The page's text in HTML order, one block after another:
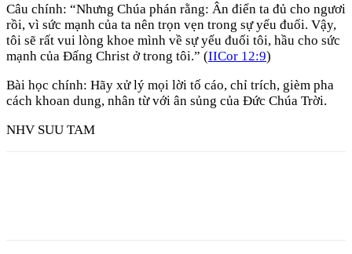
Câu chính: “Nhưng Chúa phán rằng: Ân điển ta đủ cho ngươi
rồi, vì sức mạnh của ta nên trọn vẹn trong sự yếu đuối. Vậy,
tôi sẽ rất vui lòng khoe mình về sự yếu đuối tôi, hầu cho sức
mạnh của Đấng Christ ở trong tôi.” (IICor 12:9)
Bài học chính: Hãy xử lý mọi lời tố cáo, chỉ trích, gièm pha
cách khoan dung, nhân từ với ân sủng của Đức Chúa Trời.
NHV SUU TAM